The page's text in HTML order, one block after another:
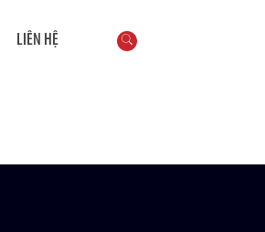
LIÊN HỆ